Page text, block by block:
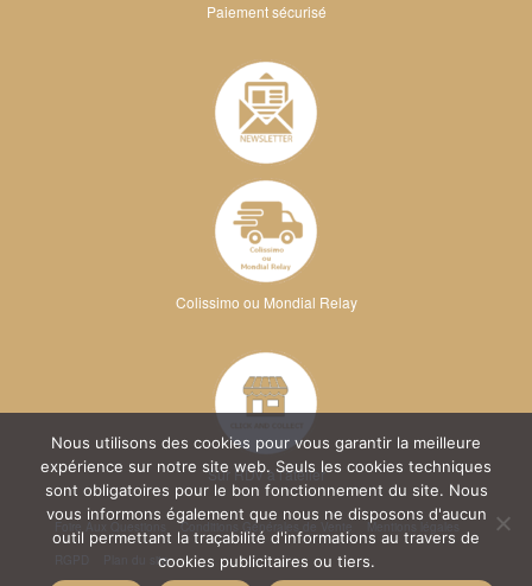
Paiement sécurisé
Colissimo ou Mondial Relay
Sur RDV à l'atelier
Conditions Générales de Vente
Mentions légales
Plan du site
Nous utilisons des cookies pour vous garantir la meilleure
expérience sur notre site web. Seuls les cookies techniques
sont obligatoires pour le bon fonctionnement du site. Nous
vous informons également que nous ne disposons d'aucun
outil permettant la traçabilité d'informations au travers de
cookies publicitaires ou tiers.